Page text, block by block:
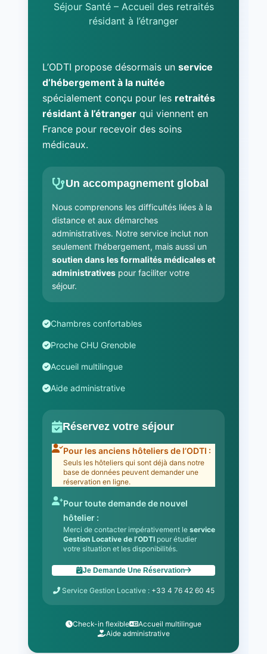
Séjour Santé – Accueil des retraités
résidant à l’étranger
L’ODTI propose désormais un service
d’hébergement à la nuitée
spécialement conçu pour les retraités
résidant à l’étranger qui viennent en
France pour recevoir des soins
médicaux.
Un accompagnement global
Nous comprenons les difficultés liées à la
distance et aux démarches
administratives. Notre service inclut non
seulement l’hébergement, mais aussi un
soutien dans les formalités médicales et
administratives pour faciliter votre
séjour.
Chambres confortables
Proche CHU Grenoble
Accueil multilingue
Aide administrative
Réservez votre séjour
Pour les anciens hôteliers de l’ODTI :
Seuls les hôteliers qui sont déjà dans notre
base de données peuvent demander une
réservation en ligne.
Pour toute demande de nouvel
hôtelier :
Merci de contacter impérativement le service
Gestion Locative de l’ODTI pour étudier
votre situation et les disponibilités.
Je Demande Une Réservation
Service Gestion Locative : +33 4 76 42 60 45
Check-in flexible
Accueil multilingue
Aide administrative